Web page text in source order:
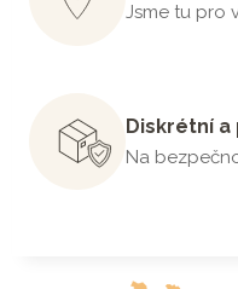
Jsme tu pro
Diskrétní
Na